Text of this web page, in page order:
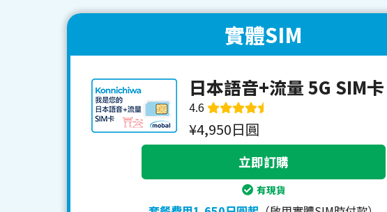
實體SIM
日本語音+流量 5G SIM卡
4.6
¥4,950日圓
有現貨